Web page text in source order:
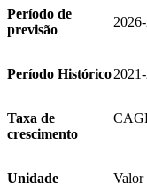
Período de
previsão
Período Histórico
Taxa de
crescimento
Unidade Valor